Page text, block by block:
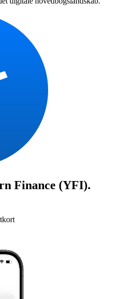
Finance (YFI).